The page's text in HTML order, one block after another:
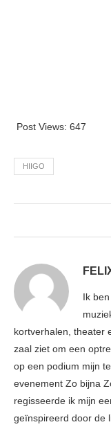
Post Views: 647
HIIGO
Ik
kortverhalen, theater
zaal ziet om een
op een podium mijn
evenement Zo bijna
regisseerde ik mijn
geïnspireerd door de